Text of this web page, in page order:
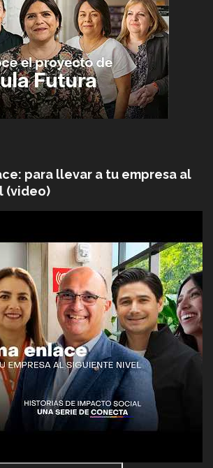
para llevar a tu empresa al
(video)